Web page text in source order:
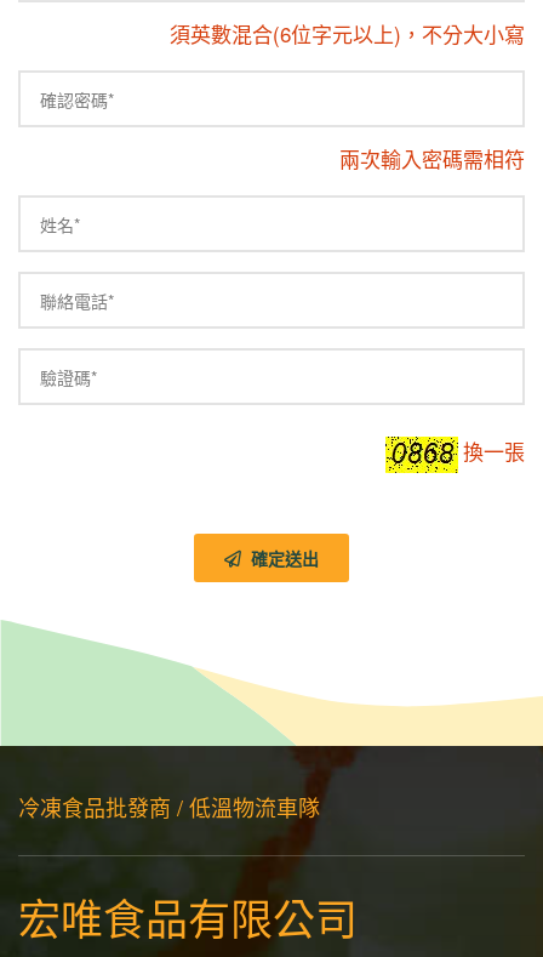
須英數混合(6位字元以上)，不分大小寫
兩次輸入密碼需相符
換一張
確定送出
冷凍食品批發商 / 低溫物流車隊
宏唯食品有限公司